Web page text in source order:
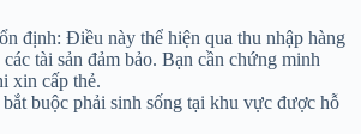
định: Điều này thể hiện qua thu nhập hàng
tài sản đảm bảo. Bạn cần chứng minh
xin cấp thẻ.
buộc phải sinh sống tại khu vực được hỗ